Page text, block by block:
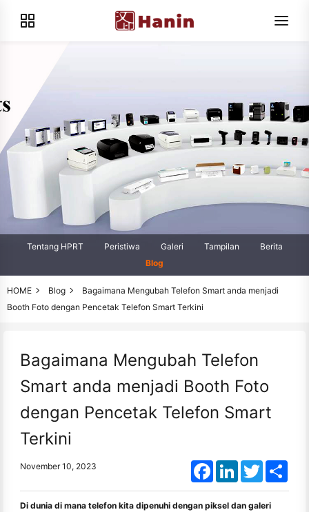
Tentang HPRT Peristiwa Galeri Tampilan
Berita
Blog
HOME Blog
Bagaimana Mengubah Telefon Smart anda menjadi
Booth Foto dengan Pencetak Telefon Smart Terkini
Bagaimana Mengubah Telefon
Smart anda menjadi Booth Foto
dengan Pencetak Telefon Smart
Terkini
November 10, 2023 FacebookLinkedInTwitter
Di dunia di mana telefon kita dipenuhi dengan piksel dan galeri